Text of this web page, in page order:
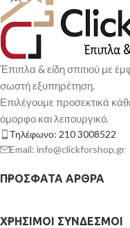
Έπιπλα & είδη σπιτιού με
σωστή εξυπηρέτηση.
Επιλέγουμε προσεκτικά
όμορφο και λειτουργικό.
Τηλέφωνο: 210 3008522
Email: info@clickforshop.gr
ΠΡΌΣΦΑΤΑ ΆΡΘΡΑ
ΧΡΉΣΙΜΟΙ ΣΎΝΔΕΣΜΟΙ